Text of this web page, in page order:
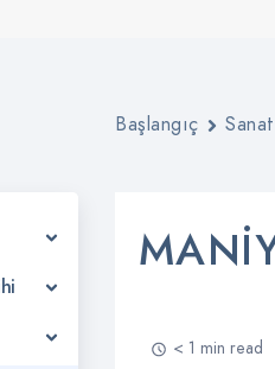
Başlangıç
< 1 min read